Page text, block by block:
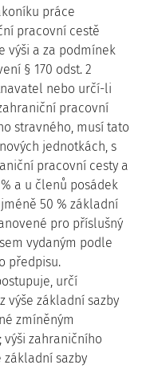
práce
pracovní cestě
výši a za podmínek
§ 170 odst. 2
nebo určí-li
pracovní
stravného, musí tato
jednotkách, s
pracovní cesty a
a u členů posádek
50 % základní
pro příslušný
vydaným podle
předpisu.
určí
výše základní sazby
zmíněným
zahraničního
sazby